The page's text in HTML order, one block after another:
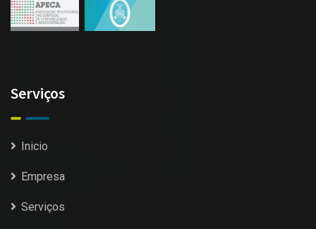
Serviços
Inicio
Empresa
Serviços